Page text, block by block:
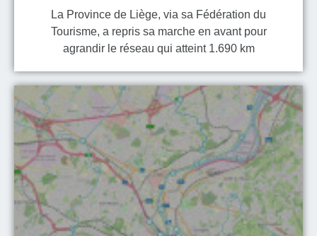
La Province de Liège, via sa Fédération du
Tourisme, a repris sa marche en avant pour
agrandir le réseau qui atteint 1.690 km